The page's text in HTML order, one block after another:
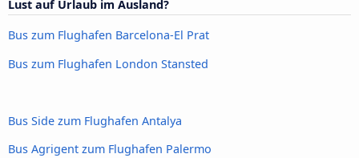
Lust auf Urlaub im Ausland?
Bus zum Flughafen Barcelona-El Prat
Bus zum Flughafen London Stansted
Bus Side zum Flughafen Antalya
Bus Agrigent zum Flughafen Palermo